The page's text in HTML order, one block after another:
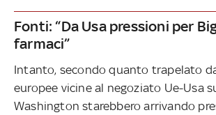
Fonti: “Da Usa pressioni per
farmaci”
Intanto, secondo quanto trapelato
europee vicine al negoziato Ue-Usa
Washington starebbero arrivando